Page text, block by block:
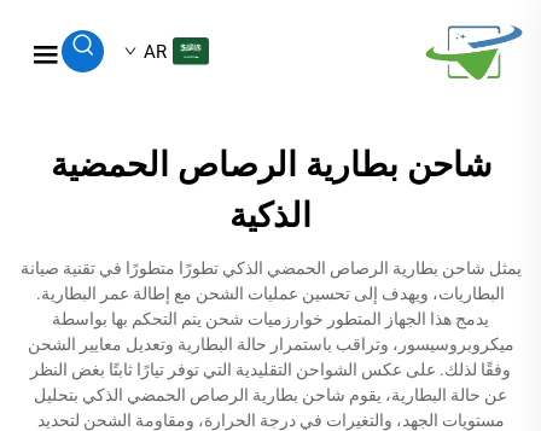
AR
شاحن بطارية الرصاص الحمضية
الذكية
يمثل شاحن بطارية الرصاص الحمضي الذكي تطورًا متطورًا في تقنية صيانة
البطاريات، ويهدف إلى تحسين عمليات الشحن مع إطالة عمر البطارية.
يدمج هذا الجهاز المتطور خوارزميات شحن يتم التحكم بها بواسطة
ميكروبروسيسور، وتراقب باستمرار حالة البطارية وتعديل معايير الشحن
وفقًا لذلك. على عكس الشواحن التقليدية التي توفر تيارًا ثابتًا بغض النظر
عن حالة البطارية، يقوم شاحن بطارية الرصاص الحمضي الذكي بتحليل
مستويات الجهد، والتغيرات في درجة الحرارة، ومقاومة الشحن لتحديد